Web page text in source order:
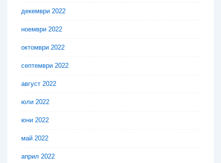
декември 2022
ноември 2022
октомври 2022
септември 2022
август 2022
юли 2022
юни 2022
май 2022
април 2022